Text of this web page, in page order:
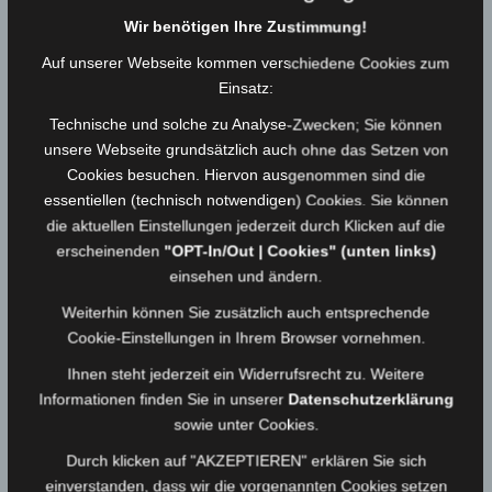
Kreisbrandmeister Hans Münzer agierte als „stiller
Beobachter“ und bilanzierte eine ruhige, sachliche
Abarbeitung der Einsatzübung ohne Vorkommisse
und dankte zugleich für die Ausarbeitung und
Teilnahme an der Übung.
Federführender Kommandant Maximilian Schaller
informierte, dass 15.38 Uhr der erste
Atemschutztrupp ins Gebäude ging und sieben
Minuten später die erste vermisste Person gerettet
worden sei.
Bürgermeisterin Patricia Rubner dankte allen, die
sich die Zeitzur Übungsteilnahme genommen
hatten. „Es ist wichtig zu sehen, ob die Anfahrtswege
für die Rettungsdienstorganisationen im
Gewerbegebiet funktionieren auch im Hinblick auf
Wir benötigen Ihre Zustimmung!
Auf unserer Webseite kommen verschiedene Cookies zum
Einsatz:
Technische und solche zu Analyse-Zwecken; Sie können
unsere Webseite grundsätzlich auch ohne das Setzen von
Cookies besuchen. Hiervon ausgenommen sind die
essentiellen (technisch notwendigen) Cookies. Sie können
die aktuellen Einstellungen jederzeit durch Klicken auf die
erscheinenden "OPT-In/Out | Cookies" (unten links)
einsehen und ändern.
Weiterhin können Sie zusätzlich auch entsprechende
Cookie-Einstellungen in Ihrem Browser vornehmen.
Ihnen steht jederzeit ein Widerrufsrecht zu. Weitere
Informationen finden Sie in unserer Datenschutzerklärung
sowie unter Cookies.
Durch klicken auf "AKZEPTIEREN" erklären Sie sich
einverstanden, dass wir die vorgenannten Cookies setzen